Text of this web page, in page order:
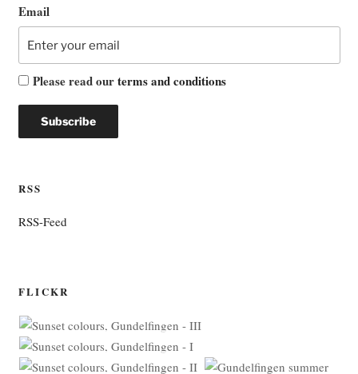
Email
Please read ourterms and conditions
RSS
RSS-Feed
FLICKR